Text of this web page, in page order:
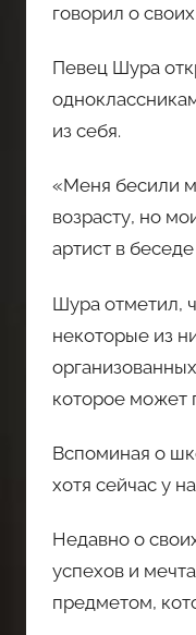
говорил о
Певец Шура
из себя.
«Меня бесили
возрасту, но
артист в
Шура отметил,
некоторые из
которое может
Вспоминая о
хотя сейчас у
Недавно о
успехов и
предметом,